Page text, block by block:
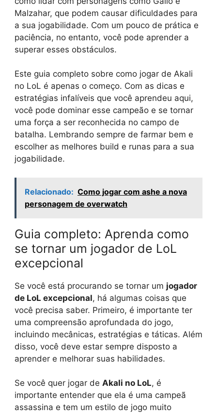
Malzahar, que podem causar dificuldades para
a sua jogabilidade. Com um pouco de prática e
paciência, no entanto, você pode aprender a
superar esses obstáculos.
Este guia completo sobre como jogar de Akali
no LoL é apenas o começo. Com as dicas e
estratégias infalíveis que você aprendeu aqui,
você pode dominar esse campeão e se tornar
uma força a ser reconhecida no campo de
batalha. Lembrando sempre de farmar bem e
escolher as melhores build e runas para a sua
jogabilidade.
Relacionado: Como jogar com ashe a nova
personagem de overwatch
Guia completo: Aprenda como
se tornar um jogador de LoL
excepcional
Se você está procurando se tornar um jogador
de LoL excepcional, há algumas coisas que
você precisa saber. Primeiro, é importante ter
uma compreensão aprofundada do jogo,
incluindo mecânicas, estratégias e táticas. Além
disso, você deve estar sempre disposto a
aprender e melhorar suas habilidades.
Se você quer jogar de Akali no LoL, é
importante entender que ela é uma campeã
assassina e tem um estilo de jogo muito